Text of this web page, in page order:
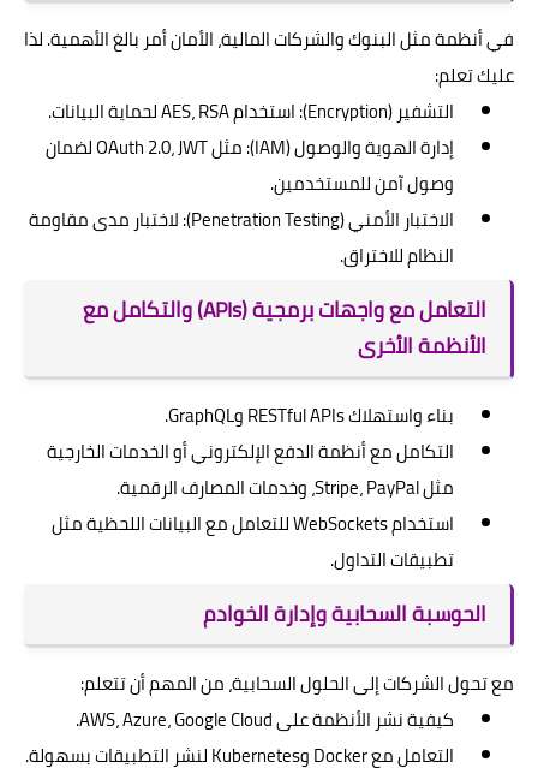
في أنظمة مثل البنوك والشركات المالية، الأمان أمر بالغ الأهمية. لذا
عليك تعلم:
التشفير (Encryption): استخدام AES، RSA لحماية البيانات.
إدارة الهوية والوصول (IAM): مثل OAuth 2.0، JWT لضمان
وصول آمن للمستخدمين.
الاختبار الأمني (Penetration Testing): لاختبار مدى مقاومة
النظام للاختراق.
التعامل مع واجهات برمجية (APIs) والتكامل مع
الأنظمة الأخرى
بناء واستهلاك RESTful APIs وGraphQL.
التكامل مع أنظمة الدفع الإلكتروني أو الخدمات الخارجية
مثل Stripe، PayPal، وخدمات المصارف الرقمية.
استخدام WebSockets للتعامل مع البيانات اللحظية مثل
تطبيقات التداول.
الحوسبة السحابية وإدارة الخوادم
مع تحول الشركات إلى الحلول السحابية، من المهم أن تتعلم:
كيفية نشر الأنظمة على AWS، Azure، Google Cloud.
التعامل مع Docker وKubernetes لنشر التطبيقات بسهولة.